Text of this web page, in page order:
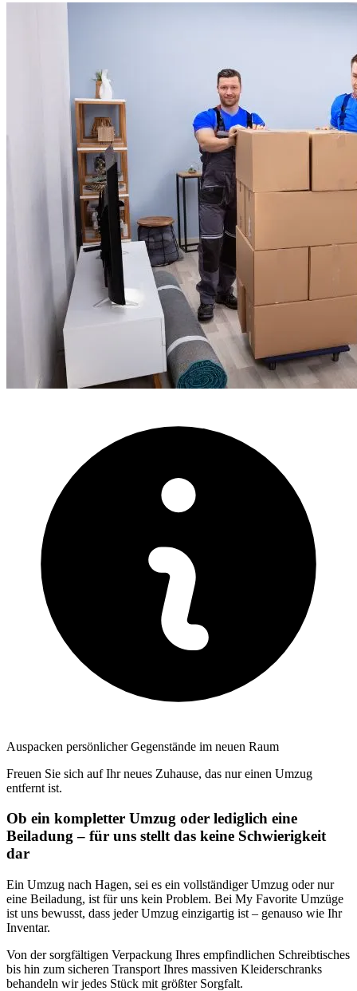
Auspacken persönlicher Gegenstände im neuen Raum
Freuen Sie sich auf Ihr neues Zuhause, das nur einen Umzug
entfernt ist.
Ob ein kompletter Umzug oder lediglich eine
Beiladung – für uns stellt das keine Schwierigkeit
dar
Ein Umzug nach Hagen, sei es ein vollständiger Umzug oder nur
eine Beiladung, ist für uns kein Problem. Bei My Favorite Umzüge
ist uns bewusst, dass jeder Umzug einzigartig ist – genauso wie Ihr
Inventar.
Von der sorgfältigen Verpackung Ihres empfindlichen Schreibtisches
bis hin zum sicheren Transport Ihres massiven Kleiderschranks
behandeln wir jedes Stück mit größter Sorgfalt.